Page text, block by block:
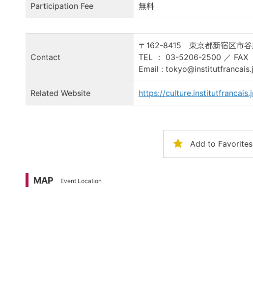
Participation Fee 無料
Contact
〒162-8415 東京都新宿区市谷
TEL ： 03-5206-2500 ／ FAX
Email :
Related Website https://
Add to Favorites
MAP Event Location